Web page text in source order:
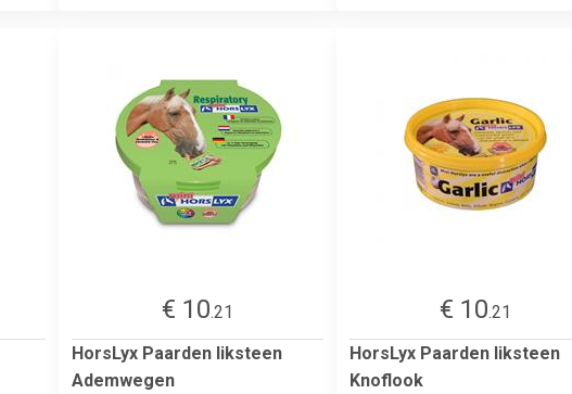
€ 10.21
HorsLyx Paarden liksteen
Ademwegen
€ 10.21
HorsLyx Paarden liksteen
Knoflook